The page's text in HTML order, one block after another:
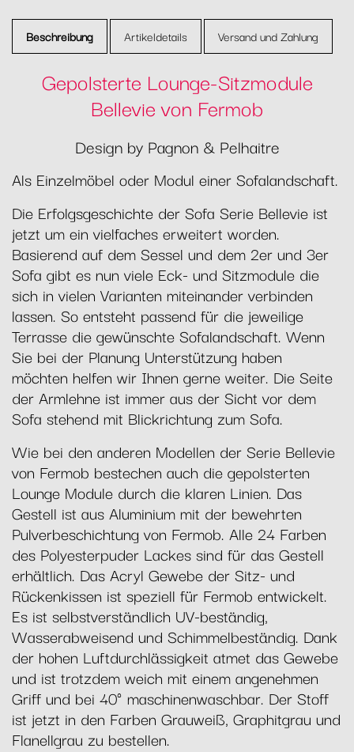
Beschreibung Artikeldetails Versand und Zahlung
Gepolsterte Lounge-Sitzmodule
Bellevie von Fermob
Design by Pagnon & Pelhaitre
Als Einzelmöbel oder Modul einer Sofalandschaft.
Die Erfolgsgeschichte der Sofa Serie Bellevie ist
jetzt um ein vielfaches erweitert worden.
Basierend auf dem Sessel und dem 2er und 3er
Sofa gibt es nun viele Eck- und Sitzmodule die
sich in vielen Varianten miteinander verbinden
lassen. So entsteht passend für die jeweilige
Terrasse die gewünschte Sofalandschaft. Wenn
Sie bei der Planung Unterstützung haben
möchten helfen wir Ihnen gerne weiter. Die Seite
der Armlehne ist immer aus der Sicht vor dem
Sofa stehend mit Blickrichtung zum Sofa.
Wie bei den anderen Modellen der Serie Bellevie
von Fermob bestechen auch die gepolsterten
Lounge Module durch die klaren Linien. Das
Gestell ist aus Aluminium mit der bewehrten
Pulverbeschichtung von Fermob. Alle 24 Farben
des Polyesterpuder Lackes sind für das Gestell
erhältlich. Das Acryl Gewebe der Sitz- und
Rückenkissen ist speziell für Fermob entwickelt.
Es ist selbstverständlich UV-beständig,
Wasserabweisend und Schimmelbeständig. Dank
der hohen Luftdurchlässigkeit atmet das Gewebe
und ist trotzdem weich mit einem angenehmen
Griff und bei 40° maschinenwaschbar. Der Stoff
ist jetzt in den Farben Grauweiß, Graphitgrau und
Flanellgrau zu bestellen.